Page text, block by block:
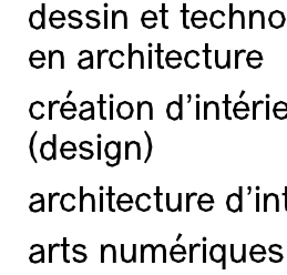
dessin et
en architecture
création
(design)
architecture
arts numériques